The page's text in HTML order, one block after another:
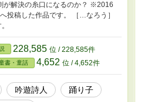
が解決の糸口になるのか？ ※2016
投稿した作品です。 ［…なろう］
228,585 位 / 228,585件
書・童話 4,652 位 / 4,652件
吟遊詩人
踊り子